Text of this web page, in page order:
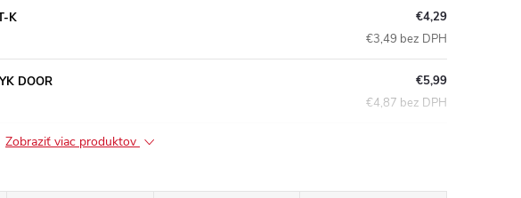
K
€4,29
€3,49 bez DPH
DOOR
€5,99
€4,87 bez DPH
Zobraziť viac produktov